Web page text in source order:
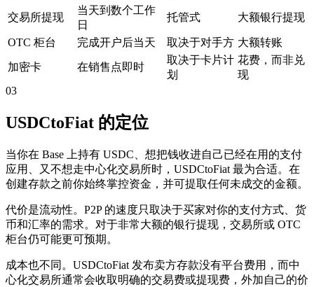
交易所提现
当天到数个工作
日
托管式 大额银行提现
OTC 柜台 完成开户后当天 取决于对手方 大额转账
加密卡 在销售点即时
取决于卡片计
划
花费，而非兑
现
03
USDCtoFiat 的定位
当你在 Base 上持有 USDC、想把钱收进自己已经在用的支付
应用、又不想走中心化交易所时，USDCtoFiat 最为合适。在
创建存款之前你始终掌控资金，并可提取任何未成交的金额。
代价是流动性。P2P 的速度只取决于买家对你的支付方式、货
币和汇率的需求。对于非常大额的银行提现，交易所或 OTC
柜台仍可能更可预期。
成本也不同。USDCtoFiat 发布卖方存款没有平台费用，而中
心化交易所通常会收取明确的交易费或提现费，外加自己的价